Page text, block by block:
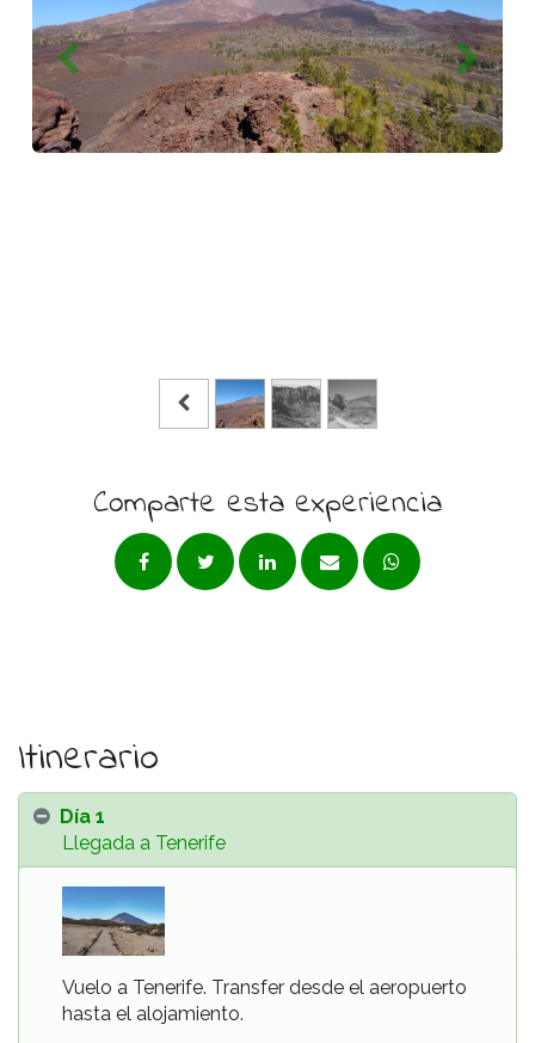
Comparte esta experiencia
Itinerario
Día 1
Llegada a Tenerife
Vuelo a Tenerife. Transfer desde el aeropuerto
hasta el alojamiento.